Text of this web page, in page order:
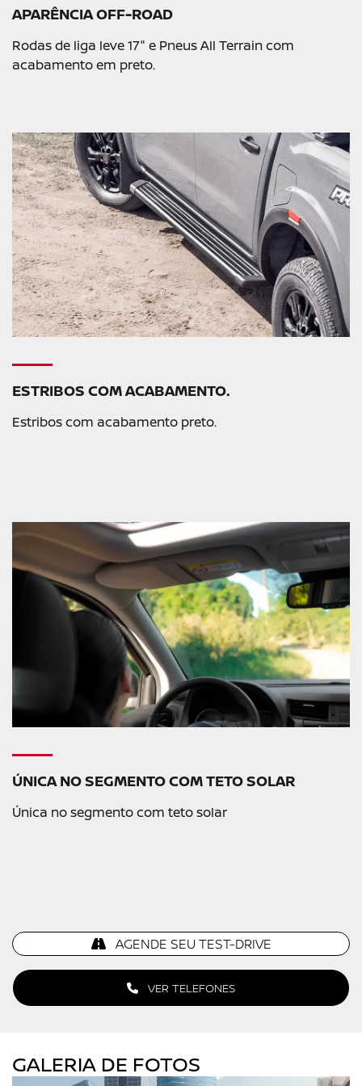
APARÊNCIA OFF-ROAD
Rodas de liga leve 17" e Pneus All Terrain com
acabamento em preto.
ESTRIBOS COM ACABAMENTO.
Estribos com acabamento preto.
ÚNICA NO SEGMENTO COM TETO SOLAR
Única no segmento com teto solar
VER TELEFONES
AGENDE SEU TEST-DRIVE
GALERIA DE FOTOS